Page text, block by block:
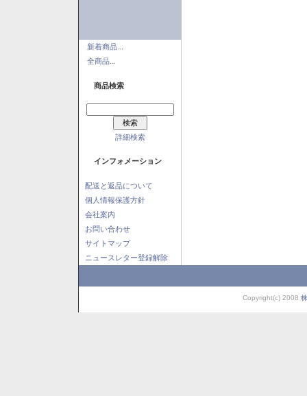
新着商品...
全商品...
商品検索
詳細検索
インフォメーション
配送と返品について
個人情報保護方針
会社案内
お問い合わせ
サイトマップ
ニュースレター登録解除
Copyright(c) 2008